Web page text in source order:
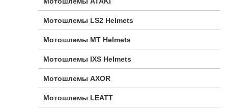
Мотошлемы LS2 Helmets
Мотошлемы MT Helmets
Мотошлемы IXS Helmets
Мотошлемы AXOR
Мотошлемы LEATT